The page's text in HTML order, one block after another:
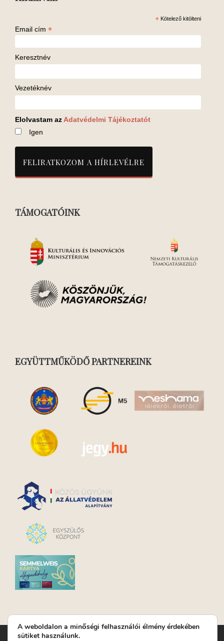
* Kötelező kitölteni
Email cím *
Keresztnév
Vezetéknév
Elolvastam az Adatvédelmi Tájékoztatót
Igen
TÁMOGATÓINK
EGYÜTTMŰKÖDŐ PARTNEREINK
Turay Ida Színház Közhasznú Nonprofit Kft. | Működési
A weboldalon a minőségi felhasználói élmény érdekében
sütiket használunk.